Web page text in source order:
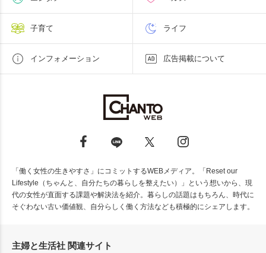
子育て ライフ
インフォメーション 広告掲載について
「働く女性の生きやすさ」にコミットするWEBメディア。「Reset our
Lifestyle（ちゃんと、自分たちの暮らしを整えたい）」という想いから、現
代の女性が直面する課題や解決法を紹介。暮らしの話題はもちろん、時代に
そぐわない古い価値観、自分らしく働く方法なども積極的にシェアします。
主婦と生活社 関連サイト